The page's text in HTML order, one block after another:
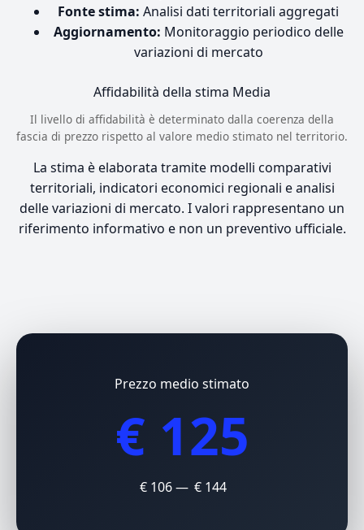
Fonte stima: Analisi dati territoriali aggregati
Aggiornamento: Monitoraggio periodico delle
variazioni di mercato
Affidabilità della stima Media
Il livello di affidabilità è determinato dalla coerenza della
fascia di prezzo rispetto al valore medio stimato nel territorio.
La stima è elaborata tramite modelli comparativi
territoriali, indicatori economici regionali e analisi
delle variazioni di mercato. I valori rappresentano un
riferimento informativo e non un preventivo ufficiale.
Prezzo medio stimato
€ 125
€ 106 — € 144